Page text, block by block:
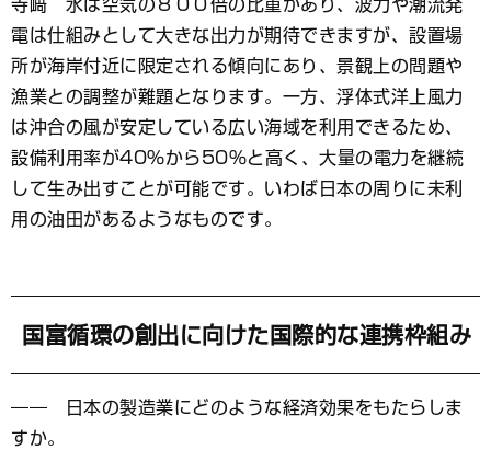
寺﨑 水は空気の８００倍の比重があり、波力や潮流発
電は仕組みとして大きな出力が期待できますが、設置場
所が海岸付近に限定される傾向にあり、景観上の問題や
漁業との調整が難題となります。一方、浮体式洋上風力
は沖合の風が安定している広い海域を利用できるため、
設備利用率が40％から50％と高く、大量の電力を継続
して生み出すことが可能です。いわば日本の周りに未利
用の油田があるようなものです。
国富循環の創出に向けた国際的な連携枠組み
―― 日本の製造業にどのような経済効果をもたらしま
すか。